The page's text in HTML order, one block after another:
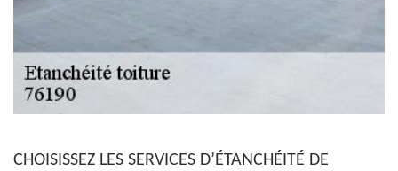
CHOISISSEZ LES SERVICES D’ÉTANCHÉITÉ DE